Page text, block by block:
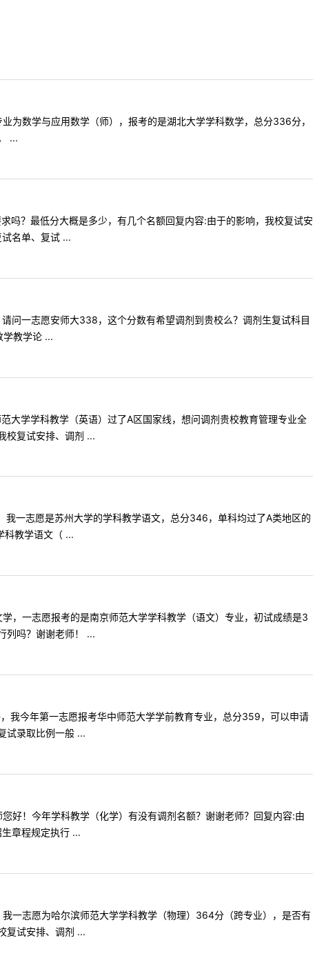
数学与应用数学（师），报考的是湖北大学学科数学，总分336分，
...
？最低分大概是多少，有几个名额回复内容:由于的影响，我校复试安
名单、复试 ...
一志愿安师大338，这个分数有希望调剂到贵校么？调剂生复试科目
教学论 ...
学学科教学（英语）过了A区国家线，想问调剂贵校教育管理专业全
校复试安排、调剂 ...
一志愿是苏州大学的学科教学语文，总分346，单科均过了A类地区的
科教学语文（ ...
一志愿报考的是南京师范大学学科教学（语文）专业，初试成绩是3
列吗？谢谢老师！ ...
今年第一志愿报考华中师范大学学前教育专业，总分359，可以申请
试录取比例一般 ...
！今年学科教学（化学）有没有调剂名额？谢谢老师？回复内容:由
章程规定执行 ...
志愿为哈尔滨师范大学学科教学（物理）364分（跨专业），是否有
复试安排、调剂 ...